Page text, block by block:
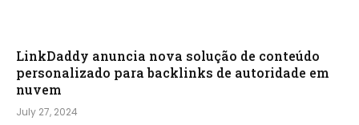
LinkDaddy anuncia nova solução de conteúdo
personalizado para backlinks de autoridade em
nuvem
July 27, 2024